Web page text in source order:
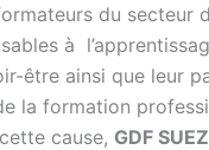
du secteur
à
être ainsi que leur
la formation
cause, GDF SUEZ